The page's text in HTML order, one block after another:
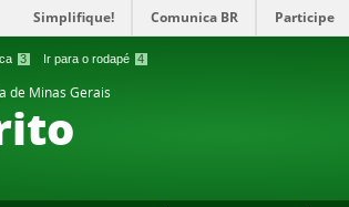
3 Ir para o rodapé 4
Simplifique! Comunica BR Participe
de Minas Gerais